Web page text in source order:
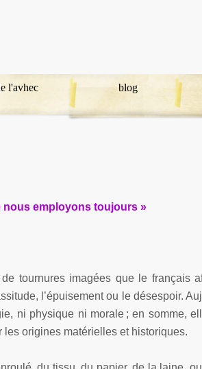
l'avhec blog
nous employons toujours »
tournures imagées que le français
l’épuisement ou le désespoir.
ni physique ni morale ; en somme,
origines matérielles et historiques.